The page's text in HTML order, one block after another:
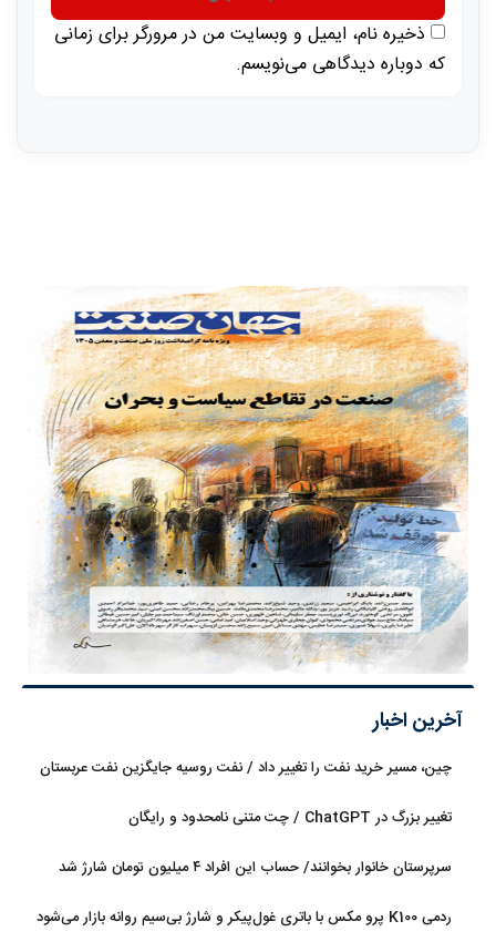
ذخیره نام، ایمیل و وبسایت من در مرورگر برای زمانی
که دوباره دیدگاهی می‌نویسم.
آخرین اخبار
چین، مسیر خرید نفت را تغییر داد / نفت روسیه جایگزین نفت عربستان
تغییر بزرگ در ChatGPT / چت متنی نامحدود و رایگان
سرپرستان خانوار بخوانند/ حساب این افراد ۴ میلیون تومان شارژ شد
ردمی K100 پرو مکس با باتری غول‌پیکر و شارژ بی‌سیم روانه بازار می‌شود